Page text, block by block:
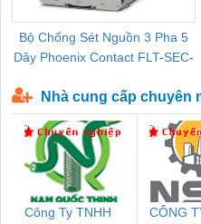
Bộ Chống Sét Nguồn 3 Pha 5
Dây Phoenix Contact FLT-SEC-
Nhà cung cấp chuyên
Công Ty TNHH
CÔNG